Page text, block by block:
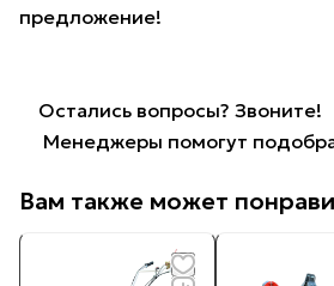
предложение!
Остались вопросы? Звоните!
Менеджеры помогут
Вам также может